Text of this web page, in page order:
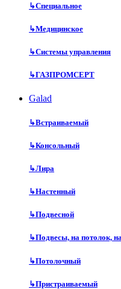
↳Специальное
↳Медицинское
↳Системы управления
↳ГАЗПРОМСЕРТ
Galad
↳Встраиваемый
↳Консольный
↳Лира
↳Настенный
↳Подвесной
↳Подвесы, на потолок,
↳Потолочный
↳Пристраиваемый